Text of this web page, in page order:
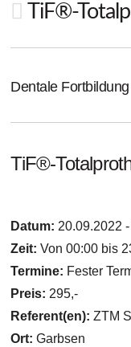
TiF®-
Dentale
TiF®-
Datum: 20.09.2022
Zeit: Von 00:00 bis
Termine: Fester
Preis: 295,-
Referent(en):ZTM
Ort:Garbsen